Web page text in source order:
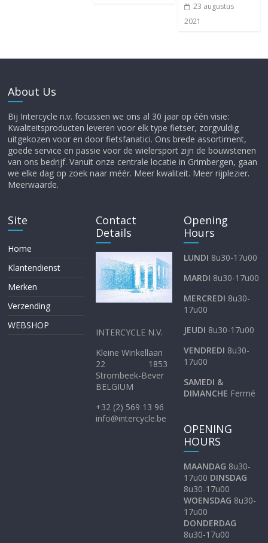
23 augustus
2021
About Us
Bij Intercycle n.v. focussen we ons al 30 jaar op één visie:
Kwaliteitsproducten leveren voor elk type fietser, zorgvuldig
uitgekozen voor en door fietsfanatici. Ons brede assortiment,
goede service en passie voor de wielersport zijn de bouwstenen
van ons bedrijf. Vanuit onze centrale locatie in Grimbergen, gaan
we elke dag op zoek naar méér. Meer kwaliteit. Meer rijplezier.
Meerwaarde.
Site
Home
Klantendienst
Merken
Verzending
WEBSHOP
Contact
Details
INTERCYCLE N.V.
Kleine Winkellaan
22 1853
Strombeek-Bever
BELGIUM
+32 (2) 569 13 96
info@intercycle.be
Opening
Hours
LUNDI 8u30-17u00
MARDI 8u30-17u00
MERCREDI 8u30-
17u00
JEUDI 8u30-17u00
VENDREDI 8u30-
17u00
SAMEDI &
DIMANCHE Fermé
OPENING
HOURS
MAANDAG 8u30-
17u00 DINSDAG
8u30-17u00
WOENSDAG 8u30-
17u00
DONDERDAG
8u30-17u00